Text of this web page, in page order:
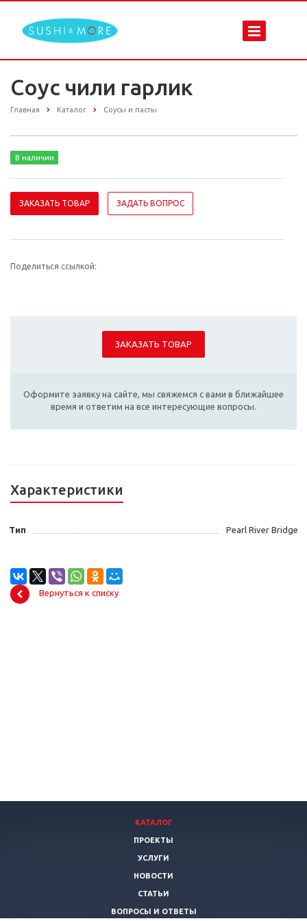
Соус чили гарлик
Главная Каталог Соусы и пасты
В наличии
ЗАКАЗАТЬ ТОВАР ЗАДАТЬ ВОПРОС
Поделиться ссылкой:
ЗАКАЗАТЬ ТОВАР
Оформите заявку на сайте, мы свяжемся с вами в ближайшее
время и ответим на все интересующие вопросы.
Характеристики
Тип Pearl River Bridge
Вернуться к списку
КАТАЛОГ
ПРОЕКТЫ
УСЛУГИ
НОВОСТИ
СТАТЬИ
ВОПРОСЫ И ОТВЕТЫ